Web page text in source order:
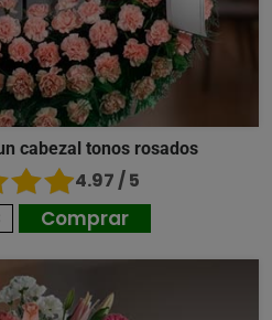
cabezal tonos rosados
4.97 / 5
Comprar